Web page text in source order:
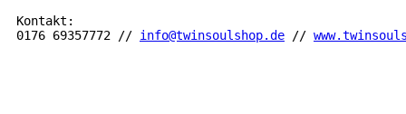
Kontakt:
0176 69357772 // info@twinsoulshop.de //